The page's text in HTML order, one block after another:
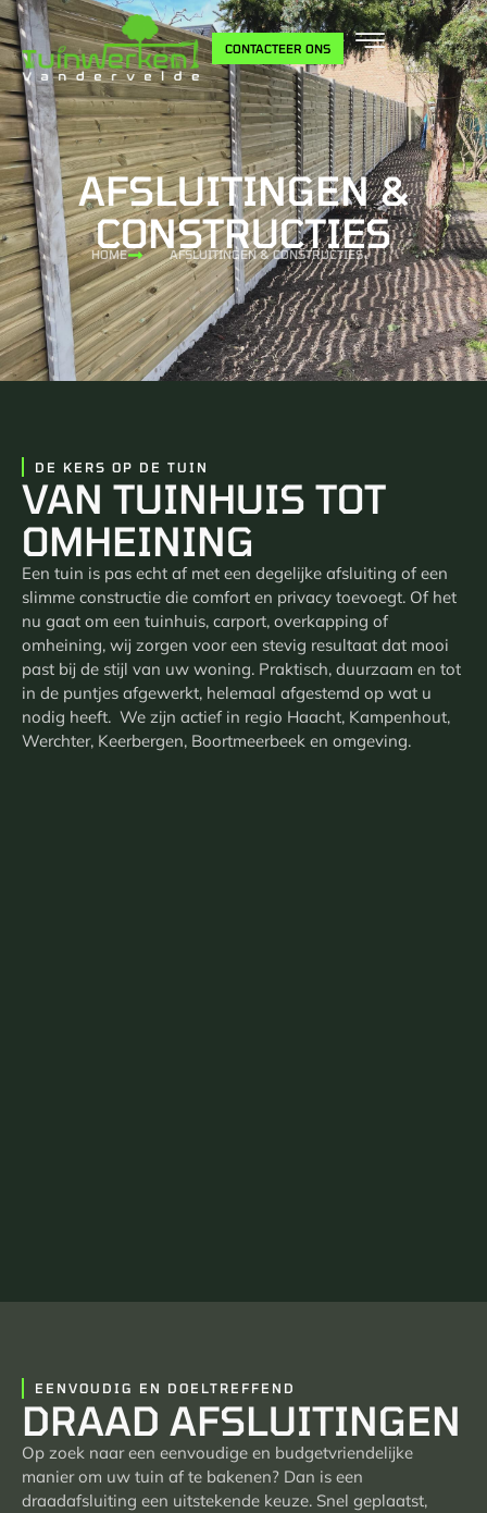
CONTACTEER ONS
AFSLUITINGEN &
CONSTRUCTIES
HOME AFSLUITINGEN & CONSTRUCTIES
DE KERS OP DE TUIN
VAN TUINHUIS TOT
OMHEINING
Een tuin is pas echt af met een degelijke afsluiting of een
slimme constructie die comfort en privacy toevoegt. Of het
nu gaat om een tuinhuis, carport, overkapping of
omheining, wij zorgen voor een stevig resultaat dat mooi
past bij de stijl van uw woning. Praktisch, duurzaam en tot
in de puntjes afgewerkt, helemaal afgestemd op wat u
nodig heeft. We zijn actief in regio Haacht, Kampenhout,
Werchter, Keerbergen, Boortmeerbeek en omgeving.
EENVOUDIG EN DOELTREFFEND
DRAAD AFSLUITINGEN
Op zoek naar een eenvoudige en budgetvriendelijke
manier om uw tuin af te bakenen? Dan is een
draadafsluiting een uitstekende keuze. Snel geplaatst,